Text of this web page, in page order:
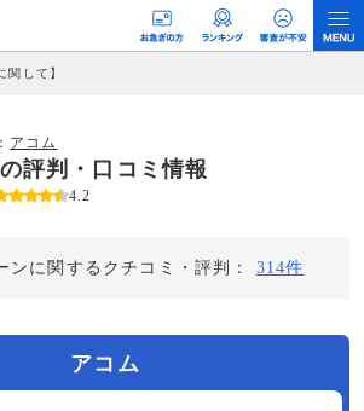
関して】
が支払われるという収益モデルです。 ただし、特定の
はなく、当編集部の調査／ユーザーへの口コミ収集な
た情報提供を行っています。
アコム
評判・口コミ情報
4.2
ンに関するクチコミ・評判： 314件
アコム